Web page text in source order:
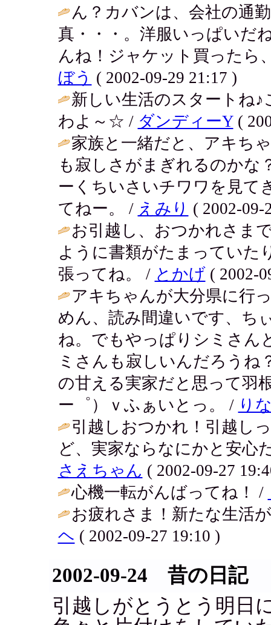
ん？カバンは、会社の通
真・・・。洋服いっぱいだ
んね！ジャケット買ったら
ぼう ( 2002-09-29 21:17 )
新しい生活のスタートね
わよ～☆ / ダンディーY(
家族と一緒だと、アキち
も寂しさがまぎれるのかな
ーくちいさいチワワを見て
てねー。 / えみり ( 2002-09-
お引越し、おつかれさま
ように書類がたまっていた
張ってね。 / とかげ( 2002-
アキちゃんが大分県に行
めん、読み間違いです、ち
ね。でもやっぱりシミさん
ミさんも寂しいんだろうね
の甘える実家だと思って羽
ー゜）ｖふぁいとっ。 / り
引越しおつかれ！引越し
ど、実家ならなにかと安
さえちゃん ( 2002-09-27
心機一転がんばってね！ /
お疲れさま！新たな生活
ヘ ( 2002-09-27 19:10 )
2002-09-24 昔の日記
引越しがとうとう明日